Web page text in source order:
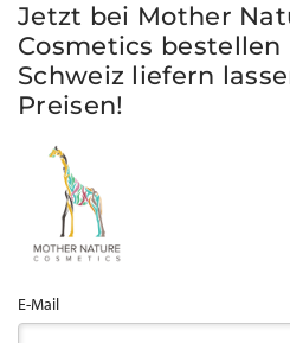
Jetzt bei Mother
Cosmetics
Schweiz liefern
Preisen!
E-Mail